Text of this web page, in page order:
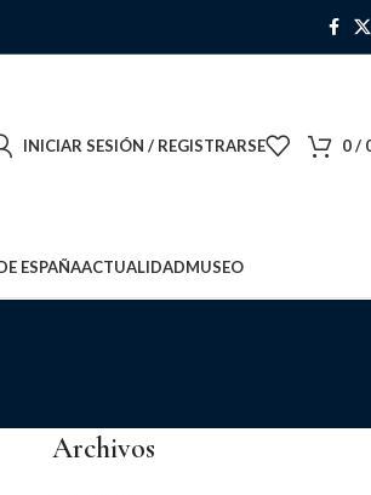
INICIAR SESIÓN / REGISTRARSE 0/
ESPAÑAACTUALIDADMUSEO
Archivos